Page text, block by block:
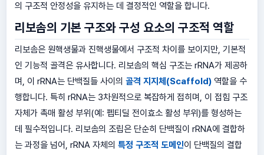
의 구조적 안정성을 유지하는 데 결정적인 역할을 합니다.
리보솜의 기본 구조와 구성 요소의 구조적 역할
리보솜은 원핵생물과 진핵생물에서 구조적 차이를 보이지만, 기본적
인 기능적 골격은 유사합니다. 리보솜의 핵심 구조는 rRNA가 제공하
며, 이 rRNA는 단백질들 사이의 골격 지지체(Scaffold)역할을 수
행합니다. 특히 rRNA는 3차원적으로 복잡하게 접히며, 이 접힘 구조
자체가 촉매 활성 부위(예: 펩티딜 전이효소 활성 부위)를 형성하는
데 필수적입니다. 리보솜의 조립은 단순히 단백질이 rRNA에 결합하
는 과정을 넘어, rRNA 자체의 특정 구조적 도메인이 단백질의 결합